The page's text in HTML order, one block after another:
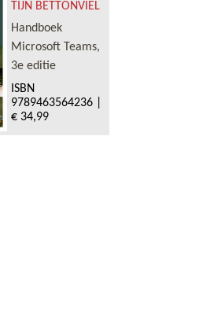
TIJN BETTONVIEL
Handboek
Microsoft Teams,
3e editie
ISBN
9789463564236|
€ 34,99